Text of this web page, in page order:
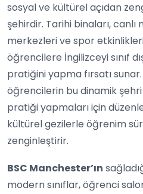
sosyal ve kültürel açıdan
şehirdir. Tarihi binaları, canlı
merkezleri ve spor
öğrencilere İngilizceyi sınıf
pratiğini yapma fırsatı
öğrencilerin bu dinamik
pratiği yapmaları için
kültürel gezilerle öğrenim
zenginleştirir.
BSC Manchester’ın
modern sınıflar, öğrenci